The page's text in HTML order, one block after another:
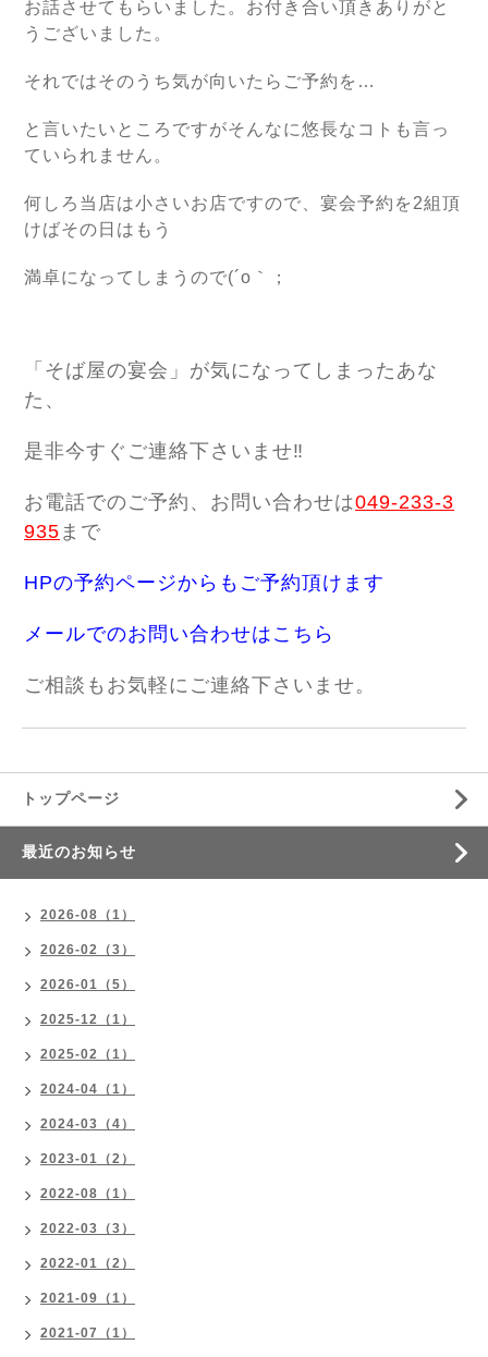
お話させてもらいました。お付き合い頂きありがと
うございました。
それではそのうち気が向いたらご予約を…
と言いたいところですがそんなに悠長なコトも言っ
ていられません。
何しろ当店は小さいお店ですので、宴会予約を2組頂
けばその日はもう
満卓になってしまうので(´o｀；
「そば屋の宴会」が気になってしまったあな
た、
是非今すぐご連絡下さいませ‼
お電話でのご予約、お問い合わせは049-233-3
935 まで
HPの予約ページからもご予約頂けます
メールでのお問い合わせはこちら
ご相談もお気軽にご連絡下さいませ。
トップページ
最近のお知らせ
2026-08（1）
2026-02（3）
2026-01（5）
2025-12（1）
2025-02（1）
2024-04（1）
2024-03（4）
2023-01（2）
2022-08（1）
2022-03（3）
2022-01（2）
2021-09（1）
2021-07（1）